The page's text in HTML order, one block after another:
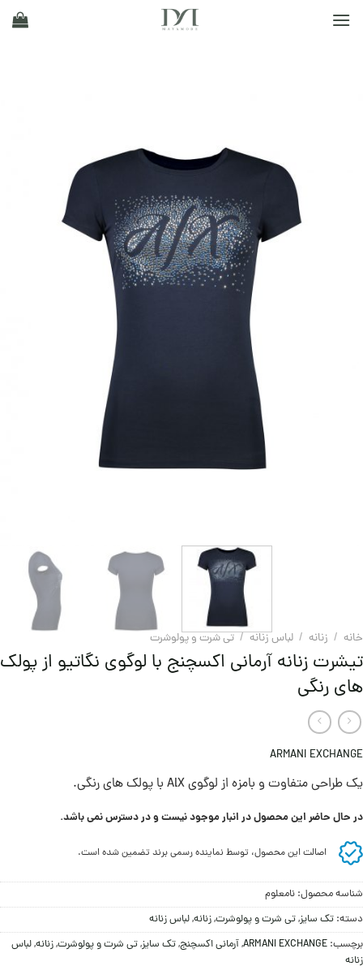
خانه / زنانه / لباس زنانه / تی شرت و پولوشرت
تیشرت زنانه آرمانی اکسچنج با لوگوی نگاتیو از پولک
های رنگی
ARMANI EXCHANGE
یک طراحی متفاوت و بامزه از لوگوی AlX با پولک های رنگی.
در حال حاضر این محصول در انبار موجود نیست و در دسترس نمی باشد.
اصالت این محصول، توسط نماینده رسمی برند تضمین شده است.
شناسه محصول: نامعلوم
دسته: تک سایز,تی شرت و پولوشرت,زنانه,لباس زنانه
برچسب: ARMANI EXCHANGE
,آرمانی اکسچنج,تک سایز,تی شرت و پولوشرت,زنانه,لباس
زنانه